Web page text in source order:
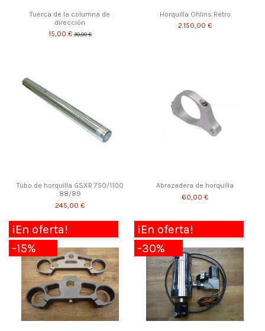
Tuerca de la columna de
dirección
15,00 €30,00 €
Horquilla Ohlins Retro
2.150,00 €
Tubo de horquilla GSXR 750/1100
88/89
245,00 €
Abrazadera de horquilla
60,00 €
¡En oferta!
-15%
¡En oferta!
-30%